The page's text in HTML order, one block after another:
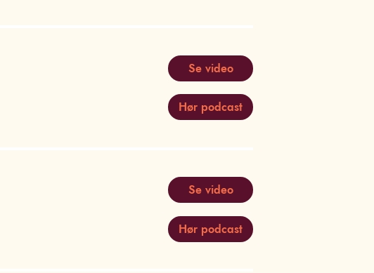
Se video
Hør podcast
Se video
Hør podcast